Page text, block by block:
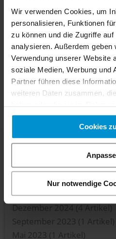
Wir verwenden Cookies, um
personalisieren, Funktionen
zu können und die Zugriffe
analysieren. Außerdem
Verwendung unserer Website
soziale Medien, Werbung und
Partner führen diese
weiteren Daten zusammen,
haben oder die sie im
gesammelt haben. Sie geben
Cookies, wenn Sie unsere
Cookies
Nur notwendige
Fahrzeug.
Vorheriger Artikel
Zurück zur
Archiv
Juli 2026(1 Artikel)
Februar 2025(2 Artikel)
Januar 2025(6 Artikel)
Dezember 2024(4 Artikel)
September 2023 (1 Artikel)
Mai 2023 (1 Artikel)